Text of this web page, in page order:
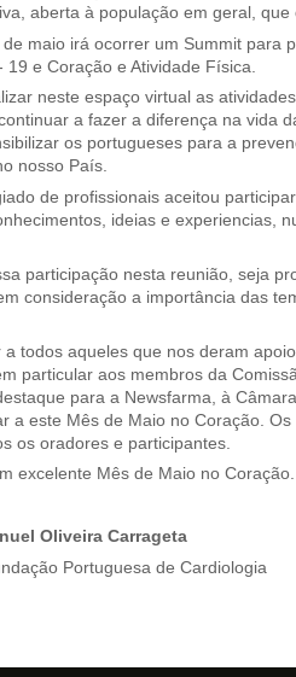
aberta à população em geral,
maio irá ocorrer um Summit para
19 e Coração e Atividade Física.
neste espaço virtual as
a fazer a diferença na vida
os portugueses para a
nosso País.
de profissionais aceitou
ideias e experiencias,
participação nesta reunião, seja
consideração a importância das
a todos aqueles que nos deram
particular aos membros da
para a Newsfarma, à
a este Mês de Maio no Coração.
os oradores e participantes.
excelente Mês de Maio no Coração.
Oliveira Carrageta
Portuguesa de Cardiologia